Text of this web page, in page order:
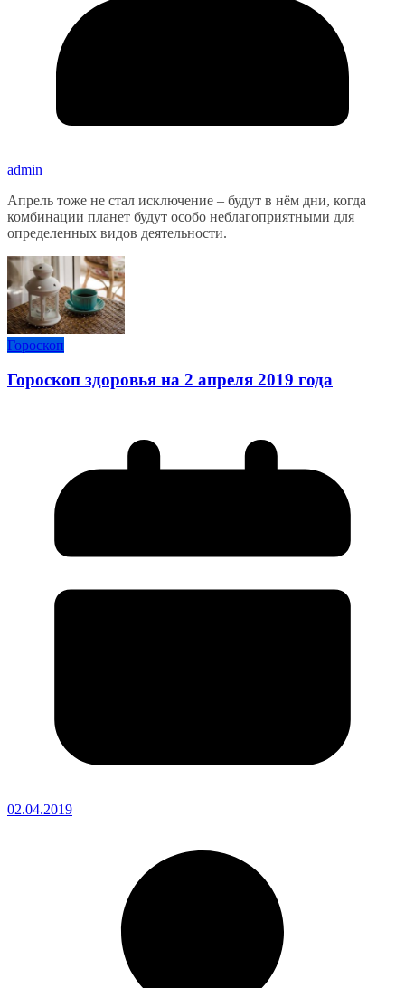
admin
Апрель тоже не стал исключение – будут в нём дни, когда
комбинации планет будут особо неблагоприятными для
определенных видов деятельности.
Гороскоп
Гороскоп здоровья на 2 апреля 2019 года
02.04.2019